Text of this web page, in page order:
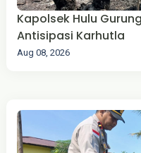
Kapolsek Hulu
Antisipasi Karhutla
Aug 08, 2026